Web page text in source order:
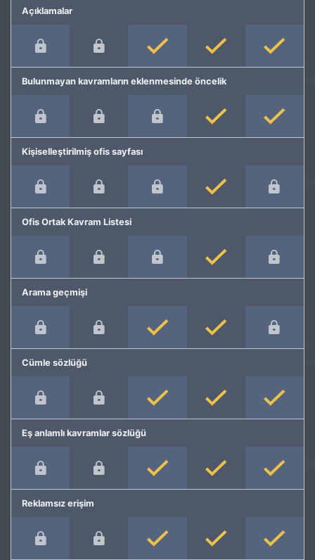
Açıklamalar
Bulunmayan kavramların eklenmesinde öncelik
Kişiselleştirilmiş ofis sayfası
Ofis Ortak Kavram Listesi
Arama geçmişi
Cümle sözlüğü
Eş anlamlı kavramlar sözlüğü
Reklamsız erişim